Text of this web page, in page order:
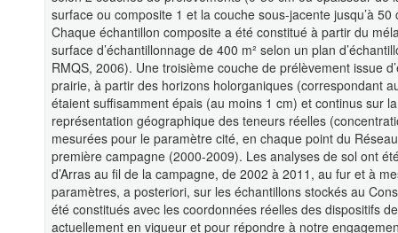
surface ou composite 1 et la couche sous-jacente jusqu’à
Chaque échantillon composite a été constitué à partir du
surface d’échantillonnage de 400 m² selon un plan
RMQS, 2006). Une troisième couche de prélèvement issue
prairie, à partir des horizons holorganiques (correspondant
étaient suffisamment épais (au moins 1 cm) et continus sur
représentation géographique des teneurs réelles
mesurées pour le paramètre cité, en chaque point du
première campagne (2000-2009). Les analyses de sol ont
d’Arras au fil de la campagne, de 2002 à 2011, au fur et à
paramètres, a posteriori, sur les échantillons stockés au
été constitués avec les coordonnées réelles des dispositifs
actuellement en vigueur et pour répondre à notre